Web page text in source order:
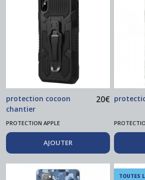
protection cocoon
chantier
20€
PROTECTION APPLE
AJOUTER
TOUTES
Accessoires
Universels
Téléphone
Apple
(6)
Samsung